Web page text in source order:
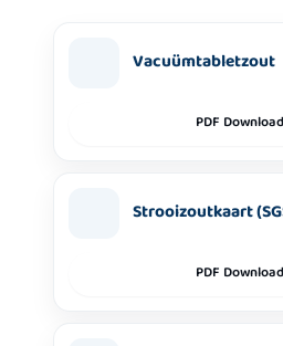
Vacuümtabletzout
PDF
Strooizoutkaart
PDF